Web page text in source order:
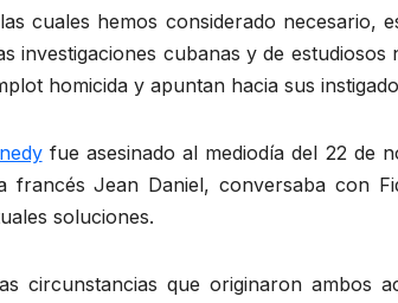
cuales hemos considerado necesario,
investigaciones cubanas y de
homicida y apuntan hacia sus
fue asesinado al mediodía del 22 de
francés Jean Daniel, conversaba con
soluciones.
circunstancias que originaron ambos